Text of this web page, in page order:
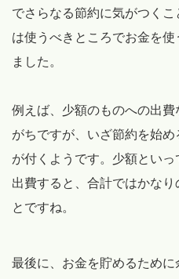
でさらなる節約に気がつく
は使うべきところでお金を
ました。
例えば、少額のものへの出
がちですが、いざ節約を始
が付くようです。少額とい
出費すると、合計ではかな
とですね。
最後に、お金を貯めるため